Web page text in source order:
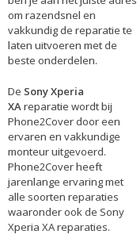
om razendsnel en
vakkundig de reparatie te
laten uitvoeren met de
beste onderdelen.
De Sony Xperia
XA reparatie wordt bij
Phone2Cover door een
ervaren en vakkundige
monteur uitgevoerd.
Phone2Cover heeft
jarenlange ervaring met
alle soorten reparaties
waaronder ook de Sony
Xperia XA reparaties.